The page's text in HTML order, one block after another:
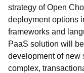
strategy of Open
deployment options
frameworks and
PaaS solution will
development of new
complex,